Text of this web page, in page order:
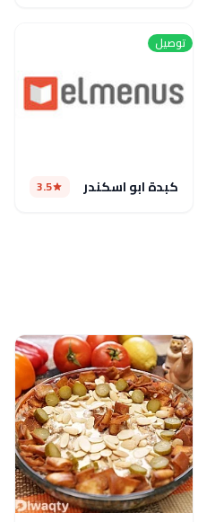
توصيل
كبدة ابو اسكندر 3.5